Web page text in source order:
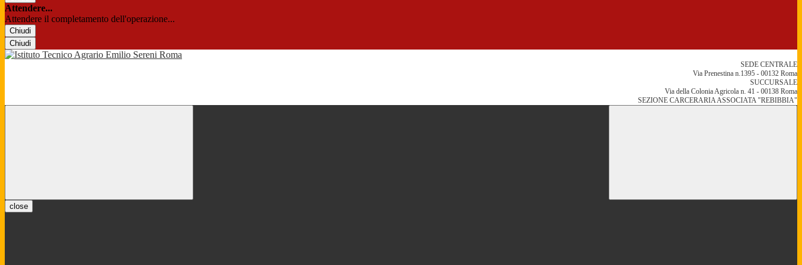
Attendere...
Attendere il completamento dell'operazione...
Chiudi
Chiudi
SEDE CENTRALE
Via Prenestina n.1395 - 00132 Roma
SUCCURSALE
Via della Colonia Agricola n. 41 - 00138 Roma
SEZIONE CARCERARIA ASSOCIATA "REBIBBIA"
close